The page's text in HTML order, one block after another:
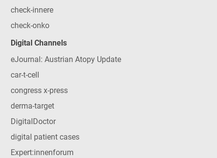
check-innere
check-onko
Digital Channels
eJournal: Austrian Atopy Update
car-t-cell
congress x-press
derma-target
DigitalDoctor
digital patient cases
Expert:innenforum